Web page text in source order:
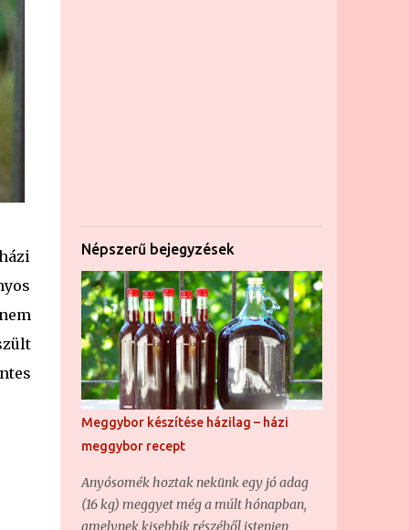
Népszerű bejegyzések
Meggybor készítése házilag – házi
meggybor recept
Anyósomék hoztak nekünk egy jó adag
(16 kg) meggyet még a múlt hónapban,
amelynek kisebbik részéből istenien